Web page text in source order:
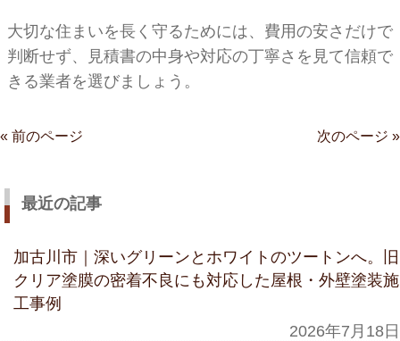
大切な住まいを長く守るためには、費用の安さだけで
判断せず、見積書の中身や対応の丁寧さを見て信頼で
きる業者を選びましょう。
« 前のページ 次のページ »
最近の記事
加古川市｜深いグリーンとホワイトのツートンへ。旧
クリア塗膜の密着不良にも対応した屋根・外壁塗装施
工事例
2026年7月18日